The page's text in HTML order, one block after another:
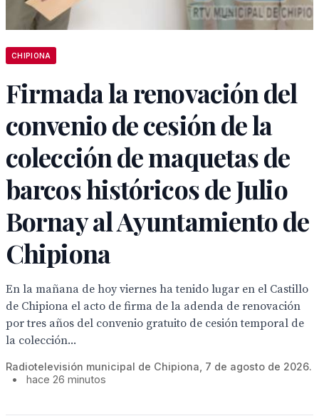
CHIPIONA
Firmada la renovación del
convenio de cesión de la
colección de maquetas de
barcos históricos de Julio
Bornay al Ayuntamiento de
Chipiona
En la mañana de hoy viernes ha tenido lugar en el Castillo
de Chipiona el acto de firma de la adenda de renovación
por tres años del convenio gratuito de cesión temporal de
la colección...
Radiotelevisión municipal de Chipiona, 7 de agosto de 2026.
•
hace 26 minutos